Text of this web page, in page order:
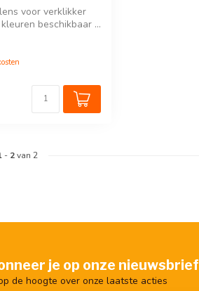
voor verklikker
beschikbaar ...
- 2van 2
je op onze nieuwsbrief
de hoogte over onze laatste acties